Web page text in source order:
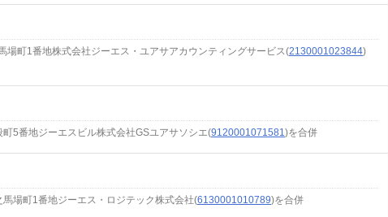
場町1番地株式会社ジーエス・ユアサアカウンティングサービス(2130001023844)
5番地ジーエスビル株式会社GSユアサソシエ(9120001071581)を合併
場町1番地ジーエス・ロジテック株式会社(6130001010789)を合併